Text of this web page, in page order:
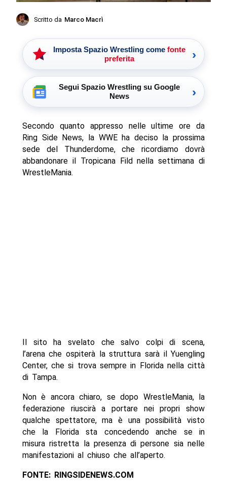
Scritto da Marco Macrì
Imposta Spazio Wrestling come fonte
preferita
›
Segui Spazio Wrestling su Google
News
›
Secondo quanto appresso nelle ultime ore da
Ring Side News, la WWE ha deciso la prossima
sede del Thunderdome, che ricordiamo dovrà
abbandonare il Tropicana Fild nella settimana di
WrestleMania.
Il sito ha svelato che salvo colpi di scena,
l’arena che ospiterà la struttura sarà il Yuengling
Center, che si trova sempre in Florida nella città
di Tampa.
Non è ancora chiaro, se dopo WrestleMania, la
federazione riuscirà a portare nei propri show
qualche spettatore, ma è una possibilità visto
che la Florida sta concedendo anche se in
misura ristretta la presenza di persone sia nelle
manifestazioni al chiuso che all’aperto.
FONTE: RINGSIDENEWS.COM